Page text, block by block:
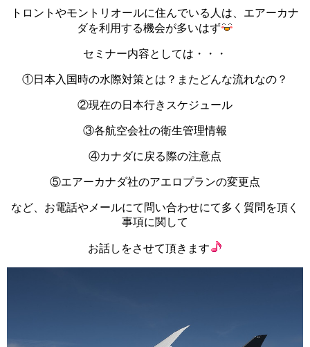
トロントやモントリオールに住んでいる人は、エアーカナ
ダを利用する機会が多いはず
セミナー内容としては・・・
①日本入国時の水際対策とは？またどんな流れなの？
②現在の日本行きスケジュール
③各航空会社の衛生管理情報
④カナダに戻る際の注意点
⑤エアーカナダ社のアエロプランの変更点
など、お電話やメールにて問い合わせにて多く質問を頂く
事項に関して
お話しをさせて頂きます